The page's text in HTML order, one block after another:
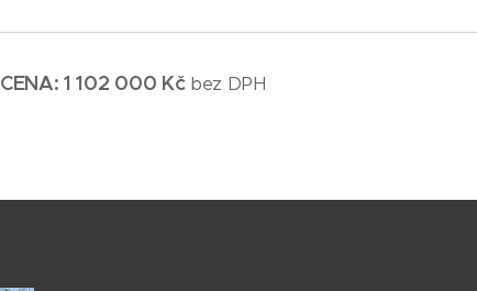
CENA: 1 102 000 Kč bez DPH